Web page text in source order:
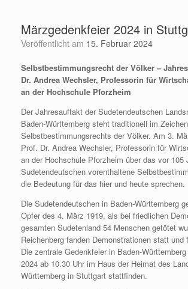
springenMärzgedenkfeier 2024 in
Veröffentlicht am 15. Februar 2024
Selbstbestimmungsrecht der Völker –
Dr. Andrea Wechsler, Professorin für
an der Hochschule Pforzheim
Der Jahresauftakt der Sudetendeutschen
Baden-Württemberg steht traditionell im
Selbstbestimmungsrechts der Völker. Am 3.
Prof. Dr. Andrea Wechsler, Professorin für
an der Hochschule Pforzheim über das vor 105
Sudetendeutschen vorenthaltene
die Bedeutung für das hier und heute sprechen.
Die Sudetendeutschen in Baden-Württemberg
Opfer des 4. März 1919, als bei friedlichen
gesamten Sudetenland 54 Menschen getötet
Reichenberg fanden Demonstrationen statt und
Die zentrale Gedenkfeier in Baden-
2024 ab 10.30 Uhr im Haus der Heimat des
Württemberg in Stuttgart stattfinden.